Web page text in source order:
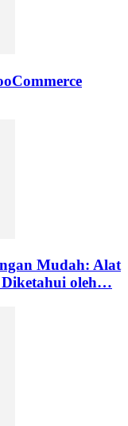
Mudah: Alat
oleh…